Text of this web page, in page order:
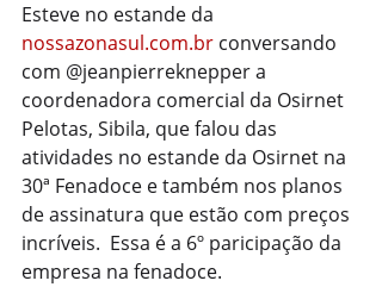
Esteve no estande da
nossazonasul.com.br conversando
com @jeanpierreknepper a
coordenadora comercial da Osirnet
Pelotas, Sibila, que falou das
atividades no estande da Osirnet na
30ª Fenadoce e também nos planos
de assinatura que estão com preços
incríveis.  Essa é a 6º paricipação da
empresa na fenadoce.